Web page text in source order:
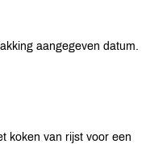
aangegeven datum.
koken van rijst voor een